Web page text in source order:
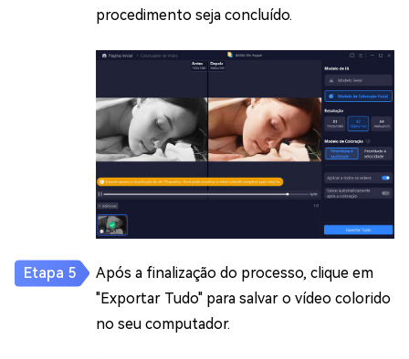
procedimento seja concluído.
Após a finalização do processo, clique em
"Exportar Tudo" para salvar o vídeo colorido
no seu computador.